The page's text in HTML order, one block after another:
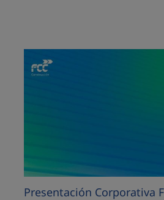
Presentación Corporativa